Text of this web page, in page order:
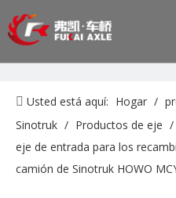
Usted está aquí: Hogar /
Sinotruk / Productos de eje /
eje de entrada para los
camión de Sinotruk HOWO